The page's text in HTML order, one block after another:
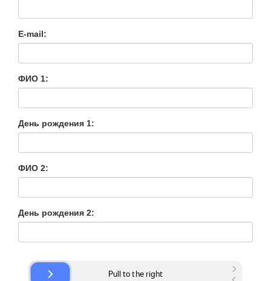
E-mail:
ФИО 1:
День рождения 1:
ФИО 2:
День рождения 2: